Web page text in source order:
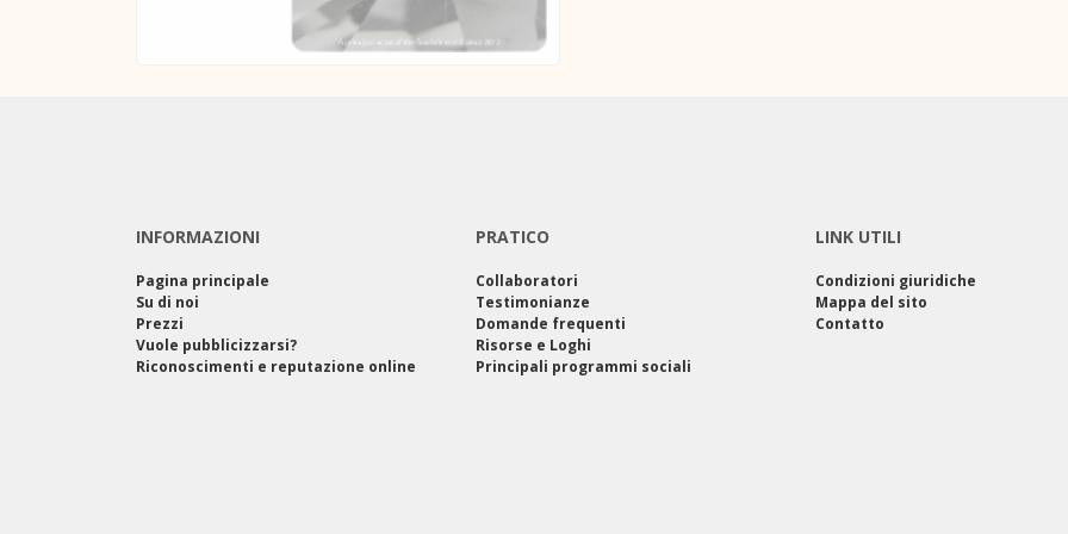
INFORMAZIONI
Pagina principale
Su di noi
Prezzi
Vuole pubblicizzarsi?
Riconoscimenti e reputazione online
PRATICO
Collaboratori
Testimonianze
Domande frequenti
Risorse e Loghi
Principali programmi sociali
LINK UTILI
Condizioni giuridiche
Mappa del sito
Contatto